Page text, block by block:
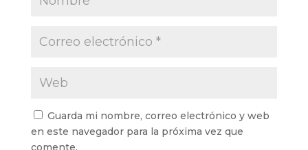
Guarda mi nombre, correo electrónico y web
en este navegador para la próxima vez que
comente.